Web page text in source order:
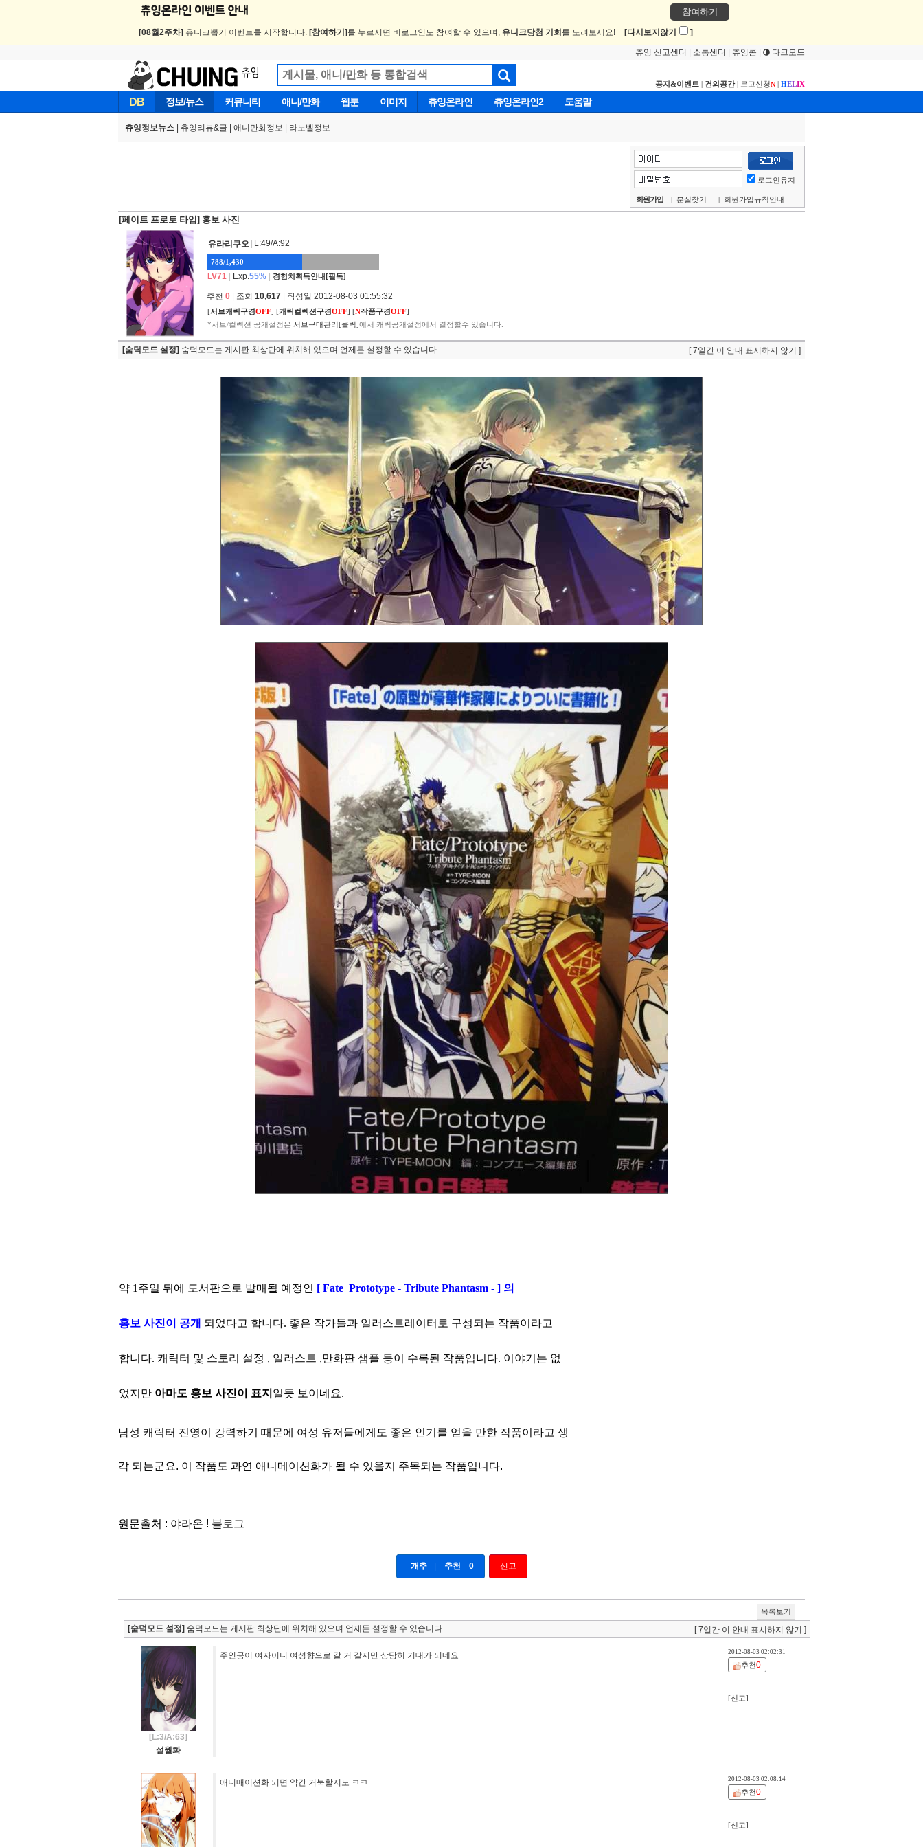
참여하기
[08월2주차] 유니크뽑기 이벤트를 시작합니다. [참여하기] 를 누르시면 비로그인도 참여할 수 있으며, 유니크당첨 기회 를 노려보세요! [다시보지않기 ]
츄잉 신고센터 소통센터 츄잉콘 다크모드
공지&이벤트 | 건의공간| 로고신청N | HELIX
DB 정보/뉴스 커뮤니티 애니/만화 웹툰 이미지 츄잉온라인 츄잉온라인2 도움말
츄잉정보뉴스 츄잉리뷰&글 애니만화정보 라노벨정보
로그인유지
회원가입 | 분실찾기 | 회원가입규칙안내
[페이트 프로토 타입] 홍보 사진
유라리쿠오 L:49/A:92
788/1,430
LV71 Exp.55% 경험치획득안내[필독]
추천 0 조회 10,617 작성일 2012-08-03 01:55:32
[서브캐릭구경OFF] [캐릭컬렉션구경OFF] [N작품구경OFF]
*서브/컬렉션 공개설정은 서브구매관리[클릭]에서 캐릭공개설정에서 결정할수 있습니다.
[숨덕모드 설정] 숨덕모드는 게시판 최상단에 위치해 있으며 언제든 설정할 수 있습니다. [ 7일간 이 안내 표시하지 않기 ]
약 1주일 뒤에 도서판으로 발매될 예정인 [ Fate Prototype - Tribute Phantasm - ] 의
홍보 사진이 공개 되었다고 합니다. 좋은 작가들과 일러스트레이터로 구성되는 작품이라고
합니다. 캐릭터 및 스토리 설정 , 일러스트 ,만화판 샘플 등이 수록된 작품입니다. 이야기는 없
었지만 아마도 홍보 사진이 표지 일듯 보이네요.
남성 캐릭터 진영이 강력하기 때문에 여성 유저들에게도 좋은 인기를 얻을 만한 작품이라고 생
각 되는군요. 이 작품도 과연 애니메이션화가 될 수 있을지 주목되는 작품입니다.
원문출처 : 야라온 ! 블로그
개추 추천 0 신고
목록보기
[숨덕모드 설정] 숨덕모드는 게시판 최상단에 위치해 있으며 언제든 설정할 수 있습니다. [ 7일간 이 안내 표시하지 않기 ]
[L:3/A:63]
설월화
주인공이 여자이니 여성향으로 갈 거 같지만 상당히 기대가 되네요 2012-08-03 02:02:31
추천0
[신고]
애니매이션화 되면 약간 거북할지도 ㅋㅋ 2012-08-03 02:08:14
추천0
[신고]